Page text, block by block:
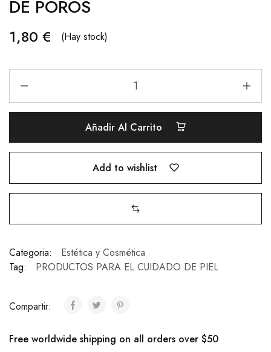
DE POROS
1,80 € (Hay stock)
Añadir Al Carrito
Add to wishlist
Categoria:
Estética y Cosmética
Tag:
PRODUCTOS PARA EL CUIDADO DE PIEL
Compartir:
Free worldwide shipping on all orders over $50